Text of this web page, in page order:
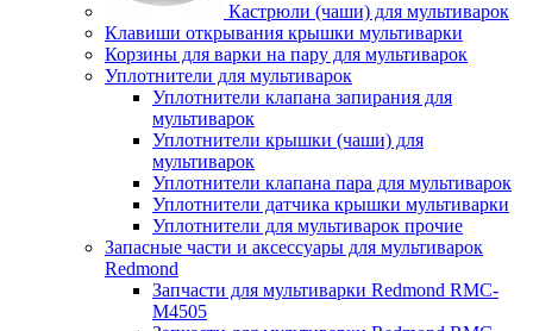
Кастрюли (чаши) для мультиварок
Клавиши открывания крышки мультиварки
Корзины для варки на пару для мультиварок
Уплотнители для мультиварок
Уплотнители клапана запирания для
мультиварок
Уплотнители крышки (чаши) для
мультиварок
Уплотнители клапана пара для мультиварок
Уплотнители датчика крышки мультиварки
Уплотнители для мультиварок прочие
Запасные части и аксессуары для мультиварок
Redmond
Запчасти для мультиварки Redmond RMC-
M4505